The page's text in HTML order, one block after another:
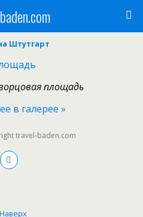
Штутгарт
площадь
в галерее »
travel-baden.com
Наверх